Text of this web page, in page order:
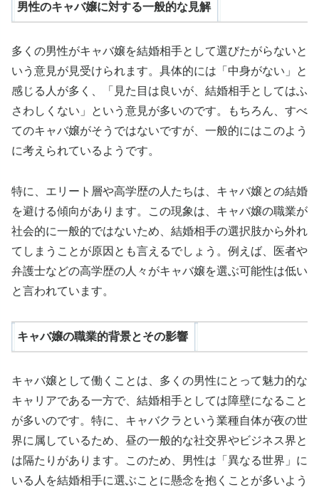
男性のキャバ嬢に対する一般的な見解
多くの男性がキャバ嬢を結婚相手として選びたがらないと
いう意見が見受けられます。具体的には「中身がない」と
感じる人が多く、「見た目は良いが、結婚相手としてはふ
さわしくない」という意見が多いのです。もちろん、すべ
てのキャバ嬢がそうではないですが、一般的にはこのよう
に考えられているようです。
特に、エリート層や高学歴の人たちは、キャバ嬢との結婚
を避ける傾向があります。この現象は、キャバ嬢の職業が
社会的に一般的ではないため、結婚相手の選択肢から外れ
てしまうことが原因とも言えるでしょう。例えば、医者や
弁護士などの高学歴の人々がキャバ嬢を選ぶ可能性は低い
と言われています。
キャバ嬢の職業的背景とその影響
キャバ嬢として働くことは、多くの男性にとって魅力的な
キャリアである一方で、結婚相手としては障壁になること
が多いのです。特に、キャバクラという業種自体が夜の世
界に属しているため、昼の一般的な社交界やビジネス界と
は隔たりがあります。このため、男性は「異なる世界」に
いる人を結婚相手に選ぶことに懸念を抱くことが多いよう